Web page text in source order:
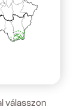
válasszon